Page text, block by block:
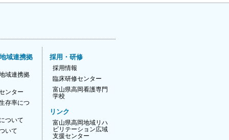
域連携拠
域連携拠
ンター
存率につ
ついて
いて
採用・研修
採用情報
臨床研修センター
富山県高岡看護専門
学校
リンク
富山県高岡地域リハ
ビリテーション広域
支援センター